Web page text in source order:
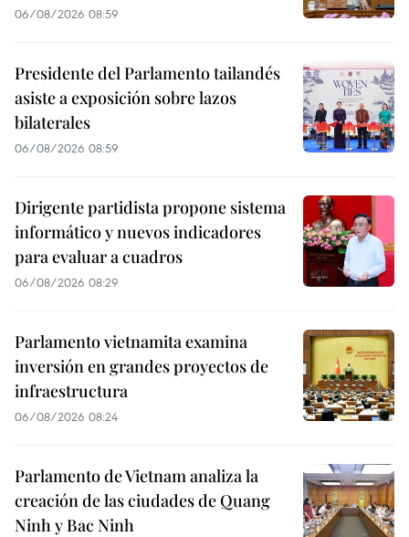
06/08/2026 08:59
Presidente del Parlamento tailandés
asiste a exposición sobre lazos
bilaterales
06/08/2026 08:59
Dirigente partidista propone sistema
informático y nuevos indicadores
para evaluar a cuadros
06/08/2026 08:29
Parlamento vietnamita examina
inversión en grandes proyectos de
infraestructura
06/08/2026 08:24
Parlamento de Vietnam analiza la
creación de las ciudades de Quang
Ninh y Bac Ninh